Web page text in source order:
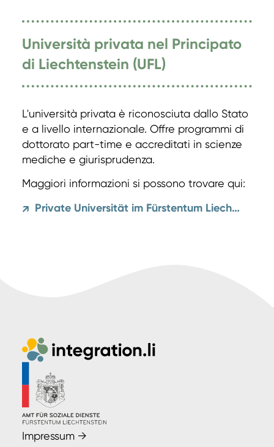
Università privata nel Principato
di Liechtenstein (UFL)
L'università privata è riconosciuta dallo Stato
e a livello internazionale. Offre programmi di
dottorato part-time e accreditati in scienze
mediche e giurisprudenza.
Maggiori informazioni si possono trovare qui:
↗ Private Universität im Fürstentum Liechtenstein
Impressum →